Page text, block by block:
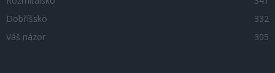
Dobříšsko
332
Váš názor
305